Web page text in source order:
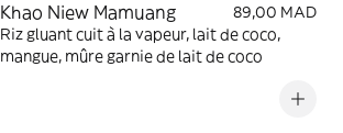
Khao Niew Mamuang
89,00 MAD
Riz gluant cuit à la vapeur, lait de coco,
mangue, mûre garnie de lait de coco